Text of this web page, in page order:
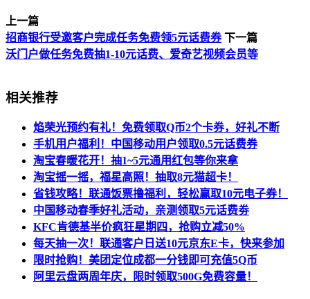
上一篇
招商银行受邀客户完成任务免费领5元话费券 下一篇
沃门户做任务免费抽1-10元话费、爱奇艺视频会员等
相关推荐
焰荣光预约有礼！免费领取Q币2个卡券，好礼不断
手机用户福利！中国移动用户领取0.5元话费券
淘宝春暖花开！抽1~5元通用红包等你来拿
淘宝摇一摇，福星高照！抽取8元猫超卡！
省钱攻略！联通饭票撸福利，轻松赢取10元电子券！
中国移动春季好礼活动，亲测领取5元话费劵
KFC肯德基半价疯狂星期四，抢购立减50%
每天抽一次！联通客户日送10元京东E卡，快来参加
限时抢购！美团定位成都一分钱即可充值5Q币
阿里云盘两周年庆，限时领取500G免费容量！